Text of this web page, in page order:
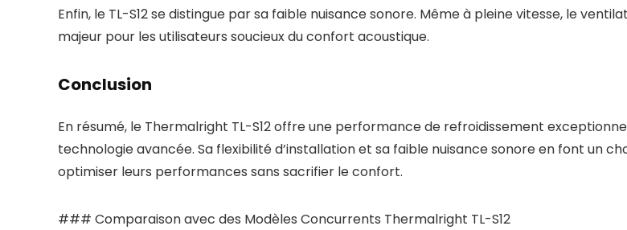
Enfin, le TL-S12 se distingue par sa faible nuisance sonore. Même à pleine vitesse, le
majeur pour les utilisateurs soucieux du confort acoustique.
Conclusion
En résumé, le Thermalright TL-S12 offre une performance de refroidissement
technologie avancée. Sa flexibilité d’installation et sa faible nuisance sonore en font un
optimiser leurs performances sans sacrifier le confort.
### Comparaison avec des Modèles Concurrents Thermalright TL-S12